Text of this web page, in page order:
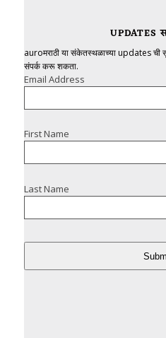
UPDATES
auroमराठी या संकेतस्थळाच्या updates ची
संपर्क करू शकता.
Email Address
First Name
Last Name